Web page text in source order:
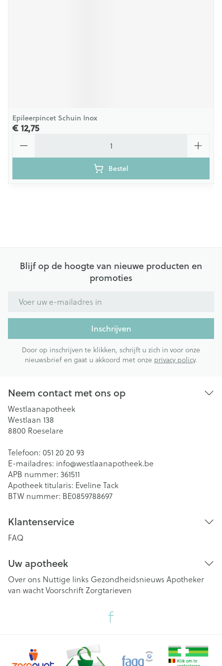
Epileerpincet Schuin Inox
€ 12,75
Bestel
Blijf op de hoogte van nieuwe producten en
promoties
Inschrijven
Door op inschrijven te klikken, schrijft u zich in voor onze
nieuwsbrief en gaat u akkoord met onze privacy policy.
Neem contact met ons op
Westlaanapotheek
Westlaan 138
8800 Roeselare
Telefoon: 051 20 20 93
E-mailadres: info@westlaanapotheek.be
APB nummer: 361511
Apotheek titularis: Eveline Tack
BTW nummer: BE0859788697
Klantenservice
FAQ
Uw apotheek
Over ons Nuttige links Gezondheidsnieuws Apotheker
van wachtVoorschriftZorgtarieven